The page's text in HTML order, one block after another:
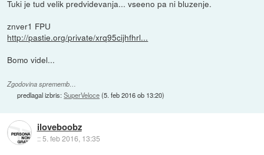
Tuki je tud velik predvidevanja... vseeno pa ni bluzenje.
znver1 FPU
http://pastie.org/private/xrq95cijhfhrl...
Bomo videl...
Zgodovina sprememb…
predlagal izbris:SuperVeloce(5. feb 2016 ob 13:20)
iloveboobz
::5. feb 2016, 13:35